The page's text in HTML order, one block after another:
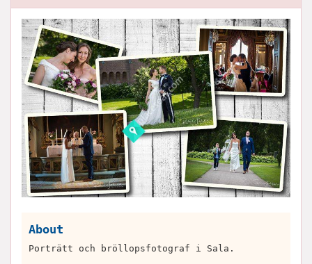
About
Porträtt och bröllopsfotograf i Sala.